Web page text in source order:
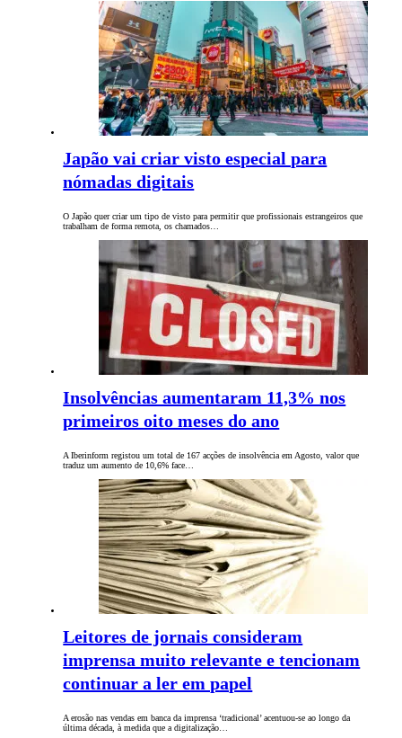
Japão vai criar visto especial para
nómadas digitais
O Japão quer criar um tipo de visto para permitir que profissionais estrangeiros que
trabalham de forma remota, os chamados…
Insolvências aumentaram 11,3% nos
primeiros oito meses do ano
A Iberinform registou um total de 167 acções de insolvência em Agosto, valor que
traduz um aumento de 10,6% face…
Leitores de jornais consideram
imprensa muito relevante e tencionam
continuar a ler em papel
A erosão nas vendas em banca da imprensa ‘tradicional’ acentuou-se ao longo da
última década, à medida que a digitalização…